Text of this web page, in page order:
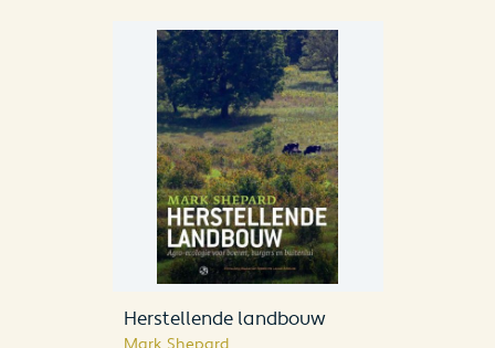
Herstellende landbouw